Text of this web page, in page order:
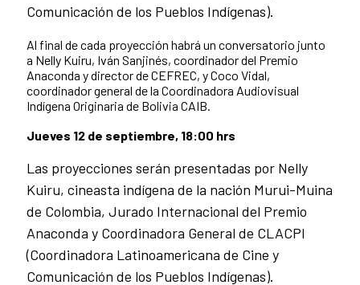
Comunicación de los Pueblos Indígenas).
Al final de cada proyección habrá un conversatorio junto
a Nelly Kuiru, Iván Sanjinés, coordinador del Premio
Anaconda y director de CEFREC, y Coco Vidal,
coordinador general de la Coordinadora Audiovisual
Indígena Originaria de Bolivia CAIB.
Jueves 12 de septiembre, 18:00 hrs
Las proyecciones serán presentadas por Nelly
Kuiru, cineasta indígena de la nación Murui-Muina
de Colombia, Jurado Internacional del Premio
Anaconda y Coordinadora General de CLACPI
(Coordinadora Latinoamericana de Cine y
Comunicación de los Pueblos Indígenas).